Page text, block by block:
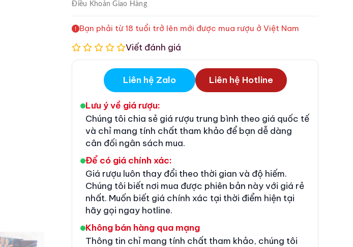
Điều KhoảnGiao Hàng
Bạn phải từ 18 tuổi trở lên mới được mua rượu ở Việt Nam
Viết đánh giá
Liên hệ Zalo Liên hệ Hotline
Lưu ý về giá rượu:
Chúng tôi chia sẻ giá rượu trung bình theo giá quốc tế
và chỉ mang tính chất tham khảo để bạn dễ dàng
cân đối ngân sách mua.
Để có giá chính xác:
Giá rượu luôn thay đổi theo thời gian và độ hiếm.
Chúng tôi biết nơi mua được phiên bản này với giá rẻ
nhất. Muốn biết giá chính xác tại thời điểm hiện tại
hãy gọi ngay hotline.
Không bán hàng qua mạng
Thông tin chỉ mang tính chất tham khảo, chúng tôi